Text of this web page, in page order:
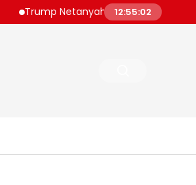
Trump Netanyahu Görüşmesinde İran
12:55:03